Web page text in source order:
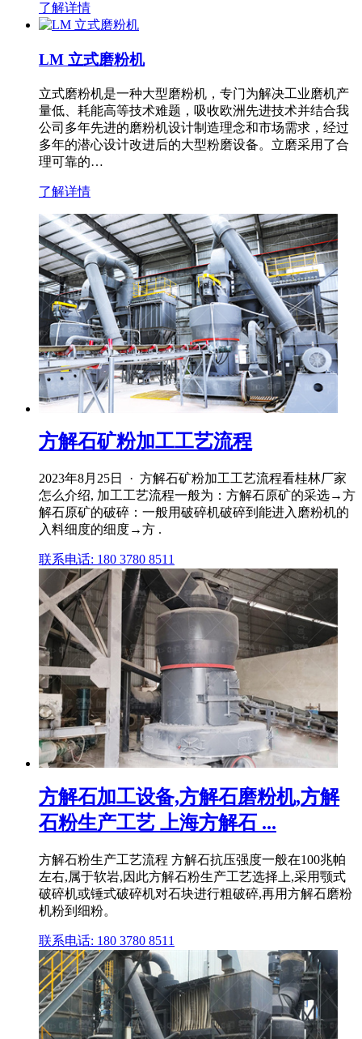
了解详情
LM 立式磨粉机
立式磨粉机是一种大型磨粉机，专门为解决工业磨机产
量低、耗能高等技术难题，吸收欧洲先进技术并结合我
公司多年先进的磨粉机设计制造理念和市场需求，经过
多年的潜心设计改进后的大型粉磨设备。立磨采用了合
理可靠的…
了解详情
方解石矿粉加工工艺流程
2023年8月25日 · 方解石矿粉加工工艺流程看桂林厂家
怎么介绍, 加工工艺流程一般为：方解石原矿的采选→方
解石原矿的破碎：一般用破碎机破碎到能进入磨粉机的
入料细度的细度→方 .
联系电话: 180 3780 8511
方解石加工设备,方解石磨粉机,方解
石粉生产工艺 上海方解石 ...
方解石粉生产工艺流程 方解石抗压强度一般在100兆帕
左右,属于软岩,因此方解石粉生产工艺选择上,采用颚式
破碎机或锤式破碎机对石块进行粗破碎,再用方解石磨粉
机粉到细粉。
联系电话: 180 3780 8511